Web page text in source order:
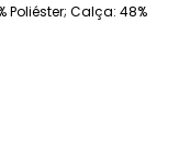
Calça: 48%